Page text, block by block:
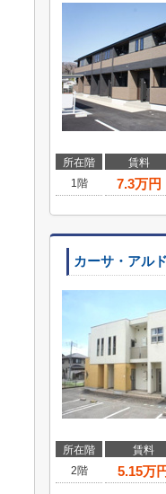
所在階 賃料
1階
7.3万円
カーサ・アル
所在階 賃料
2階
5.15万